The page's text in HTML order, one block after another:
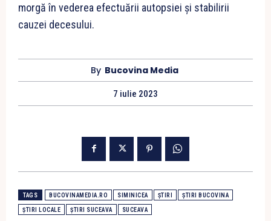
morgă în vederea efectuării autopsiei și stabilirii
cauzei decesului.
By Bucovina Media
7 iulie 2023
TAGS BUCOVINAMEDIA.RO SIMINICEA ȘTIRI ȘTIRI BUCOVINA
ȘTIRI LOCALE ȘTIRI SUCEAVA SUCEAVA